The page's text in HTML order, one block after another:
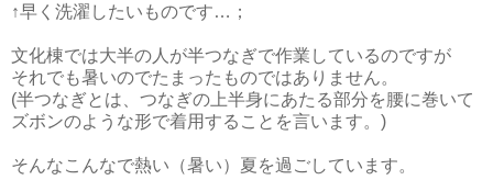
↑早く洗濯したいものです…；
文化棟では大半の人が半つなぎで作業しているのですが
それでも暑いのでたまったものではありません。
(半つなぎとは、つなぎの上半身にあたる部分を腰に巻いて
ズボンのような形で着用することを言います。)
そんなこんなで熱い（暑い）夏を過ごしています。